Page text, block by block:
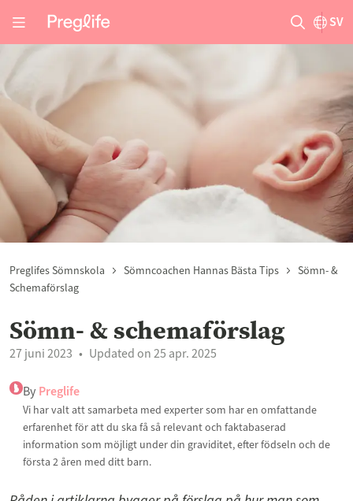
SV
Preglifes Sömnskola Sömncoachen Hannas Bästa Tips
Sömn- &
Schemaförslag
Sömn- & schemaförslag
27 juni 2023 Updated on 25 apr. 2025
By Preglife
Vi har valt att samarbeta med experter som har en omfattande
erfarenhet för att du ska få så relevant och faktabaserad
information som möjligt under din graviditet, efter födseln och de
första 2 åren med ditt barn.